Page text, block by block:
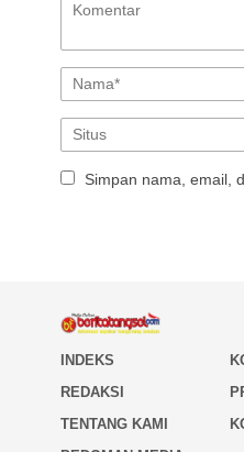
Simpan nama, email,
INDEKS
REDAKSI
TENTANG KAMI